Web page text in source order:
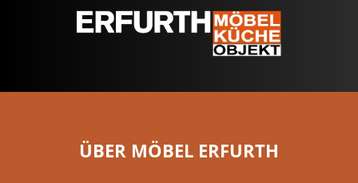
ÜBER MÖBEL ERFURTH